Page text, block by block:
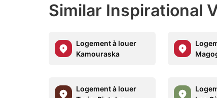
Similar Inspirational
Logement à louer
Kamouraska
Logement à louer